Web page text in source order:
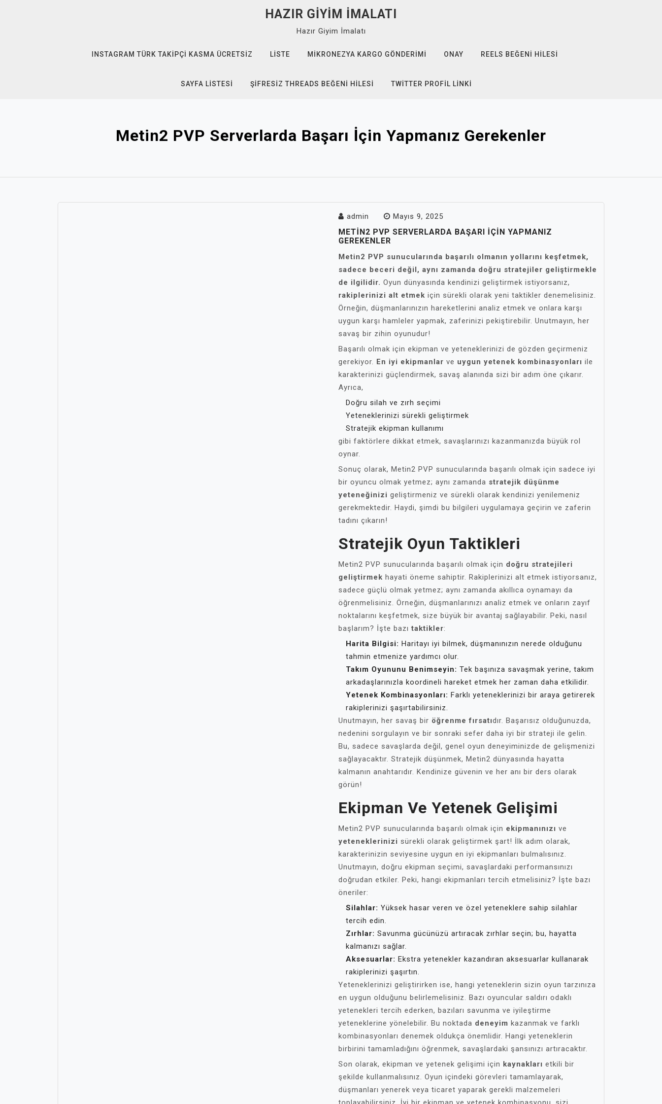
HAZIR GIYIM İMALATI
Hazır Giyim İmalatı
INSTAGRAM TÜRK TAKIPÇI KASMA ÜCRETSIZ LISTE MIKRONEZYA KARGO GÖNDERIMI ONAY REELS BEĞENI HILESI
SAYFA LISTESI ŞIFRESIZ THREADS BEĞENI HILESI TWITTER PROFIL LINKI
Metin2 PVP Serverlarda Başarı İçin Yapmanız Gerekenler
admin Mayıs 9, 2025
METIN2 PVP SERVERLARDA BAŞARI İÇIN YAPMANIZ
GEREKENLER
Metin2 PVP sunucularında başarılı olmanın yollarını keşfetmek,
sadece beceri değil, aynı zamanda doğru stratejiler geliştirmekle
de ilgilidir. Oyun dünyasında kendinizi geliştirmek istiyorsanız,
rakiplerinizi alt etmek için sürekli olarak yeni taktikler denemelisiniz.
Örneğin, düşmanlarınızın hareketlerini analiz etmek ve onlara karşı
uygun karşı hamleler yapmak, zaferinizi pekiştirebilir. Unutmayın, her
savaş bir zihin oyunudur!
Başarılı olmak için ekipman ve yeteneklerinizi de gözden geçirmeniz
gerekiyor. En iyi ekipmanlar ve uygun yetenek kombinasyonları ile
karakterinizi güçlendirmek, savaş alanında sizi bir adım öne çıkarır.
Ayrıca,
Doğru silah ve zırh seçimi
Yeteneklerinizi sürekli geliştirmek
Stratejik ekipman kullanımı
gibi faktörlere dikkat etmek, savaşlarınızı kazanmanızda büyük rol
oynar.
Sonuç olarak, Metin2 PVP sunucularında başarılı olmak için sadece iyi
bir oyuncu olmak yetmez; aynı zamanda stratejik düşünme
yeteneğinizi geliştirmeniz ve sürekli olarak kendinizi yenilemeniz
gerekmektedir. Haydi, şimdi bu bilgileri uygulamaya geçirin ve zaferin
tadını çıkarın!
Stratejik Oyun Taktikleri
Metin2 PVP sunucularında başarılı olmak için doğru stratejileri
geliştirmek hayati öneme sahiptir. Rakiplerinizi alt etmek istiyorsanız,
sadece güçlü olmak yetmez; aynı zamanda akıllıca oynamayı da
öğrenmelisiniz. Örneğin, düşmanlarınızı analiz etmek ve onların zayıf
noktalarını keşfetmek, size büyük bir avantaj sağlayabilir. Peki, nasıl
başlarım? İşte bazıtaktikler:
Harita Bilgisi: Haritayı iyi bilmek, düşmanınızın nerede olduğunu
tahmin etmenize yardımcı olur.
Takım Oyununu Benimseyin: Tek başınıza savaşmak yerine, takım
arkadaşlarınızla koordineli hareket etmek her zaman daha etkilidir.
Yetenek Kombinasyonları: Farklı yeteneklerinizi bir araya getirerek
rakiplerinizi şaşırtabilirsiniz.
Unutmayın, her savaş bir öğrenme fırsatıdır. Başarısız olduğunuzda,
nedenini sorgulayın ve bir sonraki sefer daha iyi bir strateji ile gelin.
Bu, sadece savaşlarda değil, genel oyun deneyiminizde de gelişmenizi
sağlayacaktır. Stratejik düşünmek, Metin2 dünyasında hayatta
kalmanın anahtarıdır. Kendinize güvenin ve her anı bir ders olarak
görün!
Ekipman Ve Yetenek Gelişimi
Metin2 PVP sunucularında başarılı olmak için ekipmanınızı ve
yeteneklerinizi sürekli olarak geliştirmek şart! İlk adım olarak,
karakterinizin seviyesine uygun en iyi ekipmanları bulmalısınız.
Unutmayın, doğru ekipman seçimi, savaşlardaki performansınızı
doğrudan etkiler. Peki, hangi ekipmanları tercih etmelisiniz? İşte bazı
öneriler:
Silahlar: Yüksek hasar veren ve özel yeteneklere sahip silahlar
tercih edin.
Zırhlar: Savunma gücünüzü artıracak zırhlar seçin; bu, hayatta
kalmanızı sağlar.
Aksesuarlar: Ekstra yetenekler kazandıran aksesuarlar kullanarak
rakiplerinizi şaşırtın.
Yeteneklerinizi geliştirirken ise, hangi yeteneklerin sizin oyun tarzınıza
en uygun olduğunu belirlemelisiniz. Bazı oyuncular saldırı odaklı
yetenekleri tercih ederken, bazıları savunma ve iyileştirme
yeteneklerine yönelebilir. Bu noktada deneyim kazanmak ve farklı
kombinasyonları denemek oldukça önemlidir. Hangi yeteneklerin
birbirini tamamladığını öğrenmek, savaşlardaki şansınızı artıracaktır.
Son olarak, ekipman ve yetenek gelişimi için kaynakları etkili bir
şekilde kullanmalısınız. Oyun içindeki görevleri tamamlayarak,
düşmanları yenerek veya ticaret yaparak gerekli malzemeleri